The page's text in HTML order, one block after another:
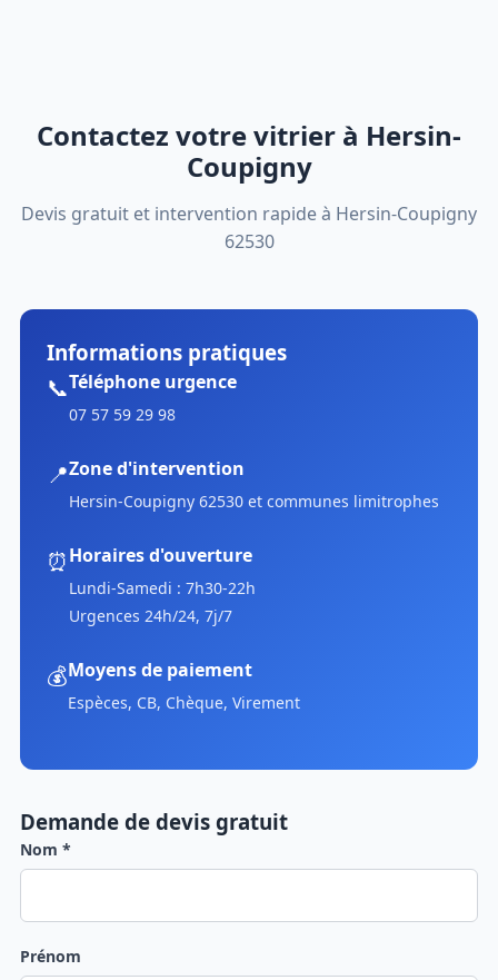
Contactez votre vitrier à Hersin-
Coupigny
Devis gratuit et intervention rapide à Hersin-Coupigny
62530
Informations pratiques
📞Téléphone urgence
07 57 59 29 98
📍Zone d'intervention
Hersin-Coupigny 62530 et communes limitrophes
⏰Horaires d'ouverture
Lundi-Samedi : 7h30-22h
Urgences 24h/24, 7j/7
💰Moyens de paiement
Espèces, CB, Chèque, Virement
Demande de devis gratuit
Nom *
Prénom